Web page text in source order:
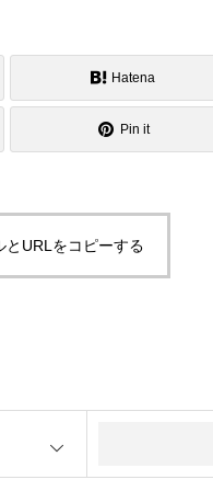
Hatena
Pin it
とURLをコピーする